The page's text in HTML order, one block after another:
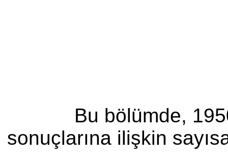
Bu bölümde, 1950-
sonuçlarına ilişkin